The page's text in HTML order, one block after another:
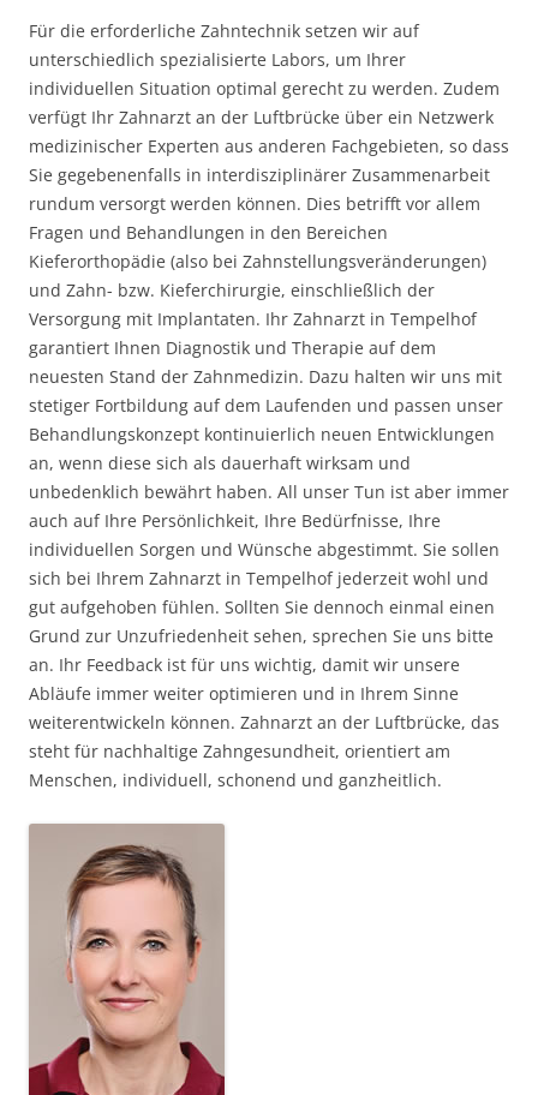
Für die erforderliche Zahntechnik setzen wir auf
unterschiedlich spezialisierte Labors, um Ihrer
individuellen Situation optimal gerecht zu werden. Zudem
verfügt Ihr Zahnarzt an der Luftbrücke über ein Netzwerk
medizinischer Experten aus anderen Fachgebieten, so dass
Sie gegebenenfalls in interdisziplinärer Zusammenarbeit
rundum versorgt werden können. Dies betrifft vor allem
Fragen und Behandlungen in den Bereichen
Kieferorthopädie (also bei Zahnstellungsveränderungen)
und Zahn- bzw. Kieferchirurgie, einschließlich der
Versorgung mit Implantaten. Ihr Zahnarzt in Tempelhof
garantiert Ihnen Diagnostik und Therapie auf dem
neuesten Stand der Zahnmedizin. Dazu halten wir uns mit
stetiger Fortbildung auf dem Laufenden und passen unser
Behandlungskonzept kontinuierlich neuen Entwicklungen
an, wenn diese sich als dauerhaft wirksam und
unbedenklich bewährt haben. All unser Tun ist aber immer
auch auf Ihre Persönlichkeit, Ihre Bedürfnisse, Ihre
individuellen Sorgen und Wünsche abgestimmt. Sie sollen
sich bei Ihrem Zahnarzt in Tempelhof jederzeit wohl und
gut aufgehoben fühlen. Sollten Sie dennoch einmal einen
Grund zur Unzufriedenheit sehen, sprechen Sie uns bitte
an. Ihr Feedback ist für uns wichtig, damit wir unsere
Abläufe immer weiter optimieren und in Ihrem Sinne
weiterentwickeln können. Zahnarzt an der Luftbrücke, das
steht für nachhaltige Zahngesundheit, orientiert am
Menschen, individuell, schonend und ganzheitlich.